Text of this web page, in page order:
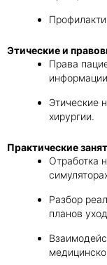
Этические и
Права
Этические
хирургии.
Практические
Отработка
Разбор
планов